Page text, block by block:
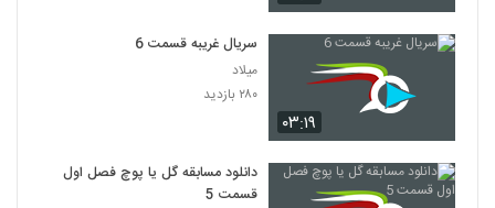
۰۳:۱۹
سریال غریبه قسمت 6
میلاد
۲۸۰ بازدید
دانلود مسابقه گل یا پوچ فصل اول
قسمت 5